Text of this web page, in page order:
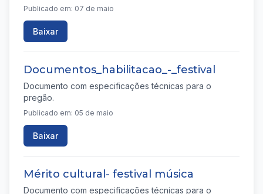
Publicado em: 07 de maio
Baixar
Documentos_habilitacao_-_festival
Documento com especificações técnicas para o
pregão.
Publicado em: 05 de maio
Baixar
Mérito cultural- festival música
Documento com especificações técnicas para o